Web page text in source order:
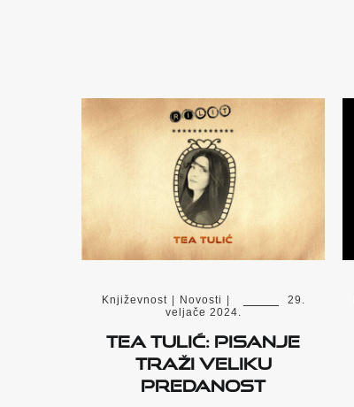
Književnost Novosti
29.
veljače 2024.
Tea Tulić: Pisanje
traži veliku
predanost